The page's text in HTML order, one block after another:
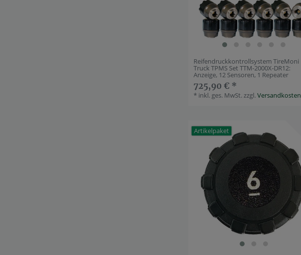
Reifendruckkontrollsystem TireMoni
Truck TPMS Set TTM-2000X-DR12:
Anzeige, 12 Sensoren, 1 Repeater
725,90 € *
* inkl. ges. MwSt.zzgl.Versandkosten
Artikelpaket